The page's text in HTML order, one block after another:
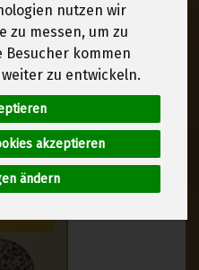
nutzen wir
zu messen, um zu
kommen
zu entwickeln.
akzeptieren
ändern